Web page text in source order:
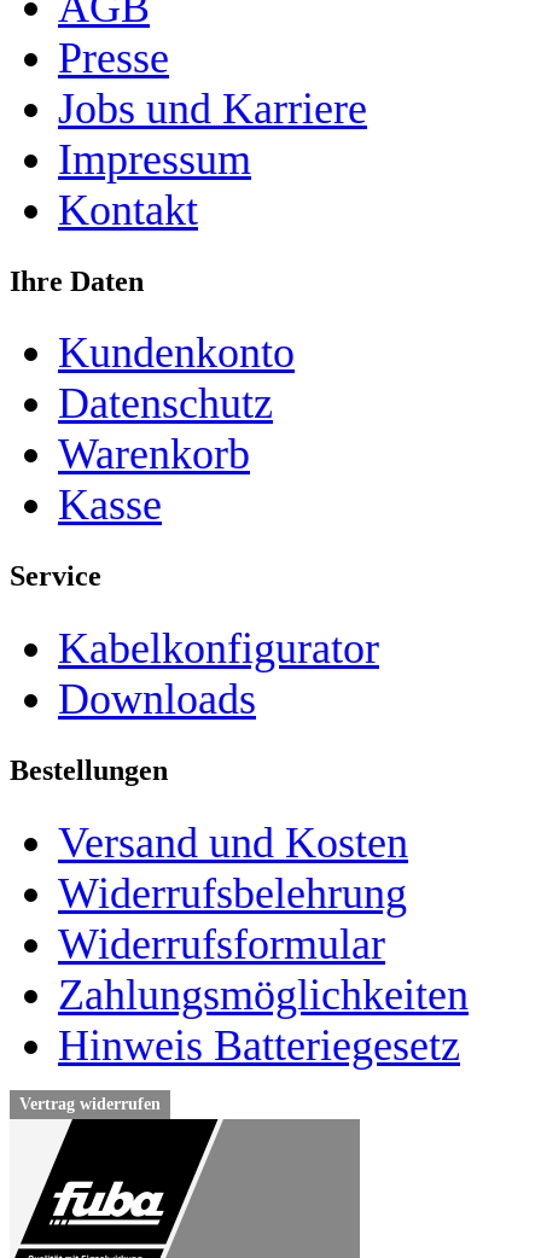
Presse
Jobs und Karriere
Impressum
Kontakt
Ihre Daten
Kundenkonto
Datenschutz
Warenkorb
Kasse
Service
Kabelkonfigurator
Downloads
Bestellungen
Versand und Kosten
Widerrufsbelehrung
Widerrufsformular
Zahlungsmöglichkeiten
Hinweis Batteriegesetz
Vertrag widerrufen